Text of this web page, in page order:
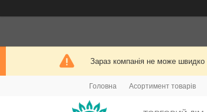
Зараз компанія не може швидко
Головна Асортимент товарів